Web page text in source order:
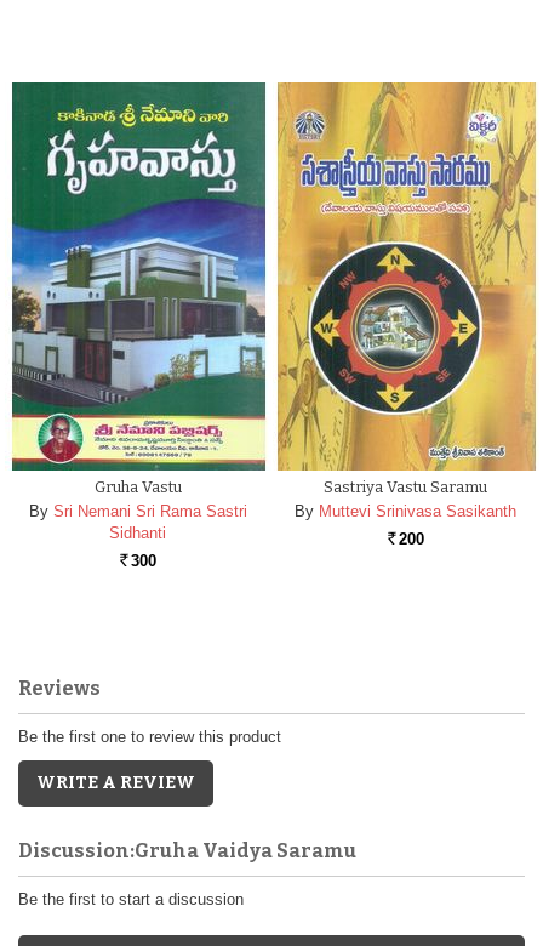
Gruha Vastu
By Sri Nemani Sri Rama Sastri
Sidhanti
Rs. 300
Sastriya Vastu Saramu
By Muttevi Srinivasa Sasikanth
Rs. 200
Reviews
Be the first one to review this product
WRITE A REVIEW
Discussion:Gruha Vaidya Saramu
Be the first to start a discussion